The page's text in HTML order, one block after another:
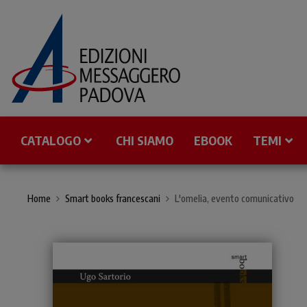
CATALOGO CHI SIAMO EBOOK TEMI
Home Smart books francescani L'omelia, evento comunicativo